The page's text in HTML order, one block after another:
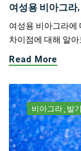
여성용 비아그라
여성용 비아그라에
차이점에 대해 알
Read More
비아그라 발